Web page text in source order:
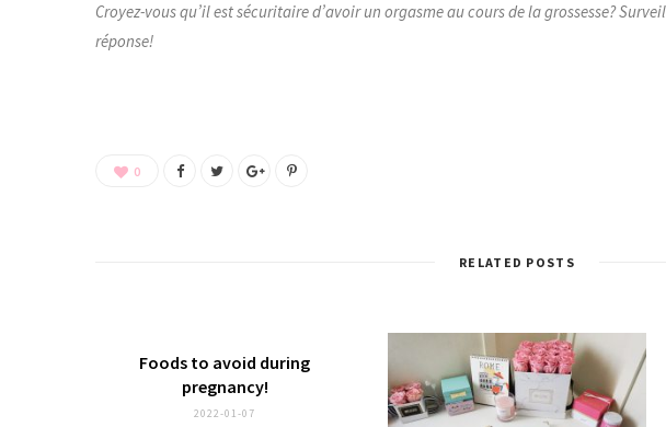
Croyez-vous qu’il est sécuritaire d’avoir un orgasme au cours de la grossesse?
réponse!
0
RELATED POSTS
Foods to avoid during
pregnancy!
2022-01-07